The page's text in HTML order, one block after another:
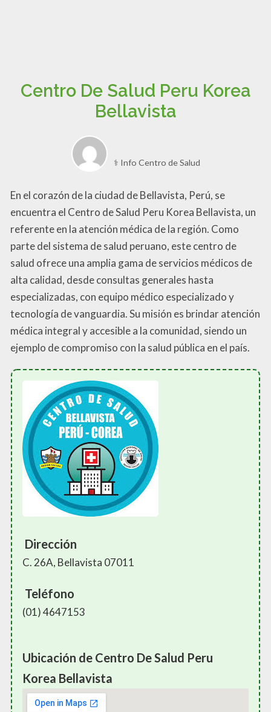
Centro De Salud Peru Korea
Bellavista
⚕️ Info Centro de Salud
En el corazón de la ciudad de Bellavista, Perú, se
encuentra el Centro de Salud Peru Korea Bellavista, un
referente en la atención médica de la región. Como
parte del sistema de salud peruano, este centro de
salud ofrece una amplia gama de servicios médicos de
alta calidad, desde consultas generales hasta
especializadas, con equipo médico especializado y
tecnología de vanguardia. Su misión es brindar atención
médica integral y accesible a la comunidad, siendo un
ejemplo de compromiso con la salud pública en el país.
Dirección
C. 26A, Bellavista 07011
Teléfono
(01) 4647153
Ubicación de Centro De Salud Peru
Korea Bellavista